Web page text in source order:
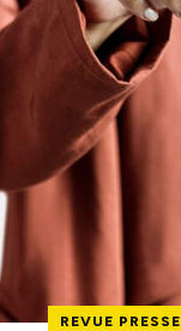
REVUE PRESSE